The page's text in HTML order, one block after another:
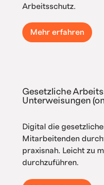
Arbeitsschutz.
Mehr erfahren
Gesetzliche
Unterweisungen
Digital die
Mitarbeitenden
praxisnah. Leicht zu
durchzuführen.